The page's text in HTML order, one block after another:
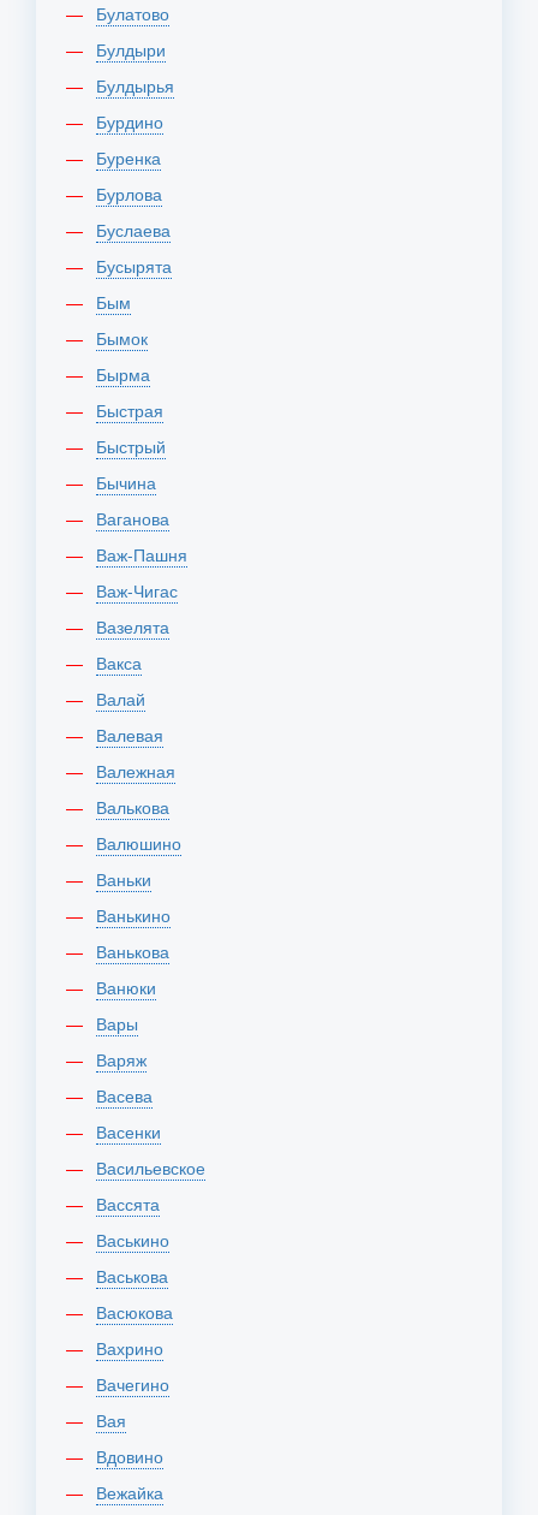
Булатово
Булдыри
Булдырья
Бурдино
Буренка
Бурлова
Буслаева
Бусырята
Бым
Бымок
Бырма
Быстрая
Быстрый
Бычина
Ваганова
Важ-Пашня
Важ-Чигас
Вазелята
Вакса
Валай
Валевая
Валежная
Валькова
Валюшино
Ваньки
Ванькино
Ванькова
Ванюки
Вары
Варяж
Васева
Васенки
Васильевское
Вассята
Васькино
Васькова
Васюкова
Вахрино
Вачегино
Вая
Вдовино
Вежайка